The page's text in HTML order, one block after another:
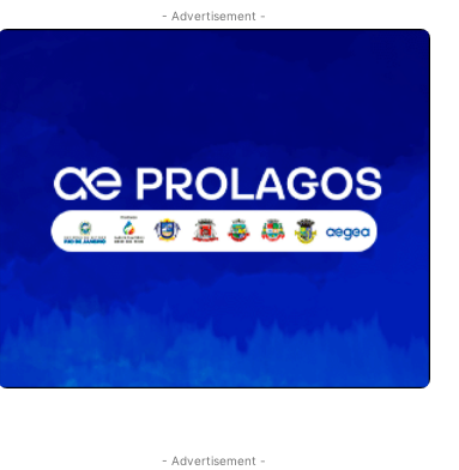
- Advertisement -
- Advertisement -